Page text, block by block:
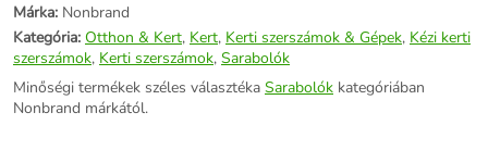
Márka: Nonbrand
Kategória: Otthon & Kert, Kert, Kerti szerszámok & Gépek, Kézi kerti
szerszámok, Kerti szerszámok, Sarabolók
Minőségi termékek széles választéka Sarabolók kategóriában
Nonbrand márkától.